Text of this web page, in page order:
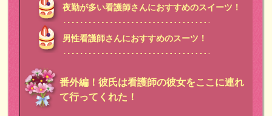
夜勤が多い看護師さんにおすすめのスイーツ！
男性看護師さんにおすすめのスーツ！
番外編！彼氏は看護師の彼女をここに連れ
て行ってくれた！